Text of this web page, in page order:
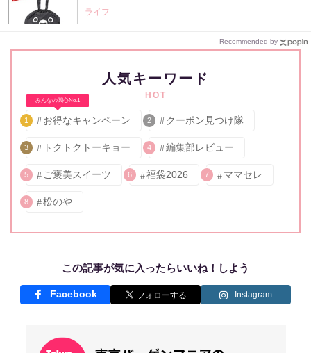
ライフ
Recommended by
人気キーワード
HOT
みんなの関心No.1
1 お得なキャンペーン 2 クーポン見つけ隊
3 トクトクトーキョー 4 編集部レビュー
5 ご褒美スイーツ 6 福袋2026 7 ママセレ
8 松のや
この記事が気に入ったらいいね！しよう
Facebook Instagram